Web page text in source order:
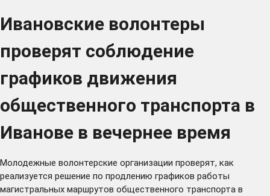
Ивановские волонтеры
проверят соблюдение
графиков движения
общественного транспорта в
Иванове в вечернее время
Молодежные волонтерские организации проверят, как
реализуется решение по продлению графиков работы
магистральных маршрутов общественного транспорта в